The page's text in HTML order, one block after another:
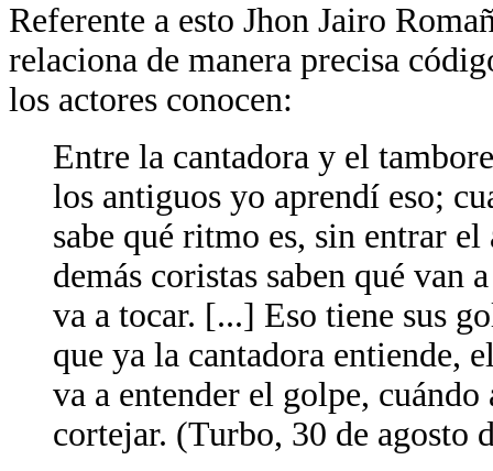
Referente a esto Jhon Jairo
relaciona de manera precisa
los actores conocen:
Entre la cantadora y el
los antiguos yo aprendí eso;
sabe qué ritmo es, sin entrar
demás coristas saben qué van
va a tocar. [...] Eso tiene sus
que ya la cantadora entiende,
va a entender el golpe,
cortejar. (Turbo, 30 de agosto